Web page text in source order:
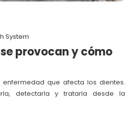
System
provocan y cómo
que afecta los dientes.
detectarla y tratarla desde la